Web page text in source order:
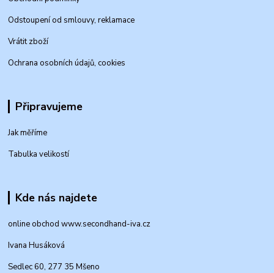
Odstoupení od smlouvy, reklamace
Vrátit zboží
Ochrana osobních údajů, cookies
Připravujeme
Jak měříme
Tabulka velikostí
Kde nás najdete
online obchod www.secondhand-iva.cz
Ivana Husáková
Sedlec 60, 277 35 Mšeno